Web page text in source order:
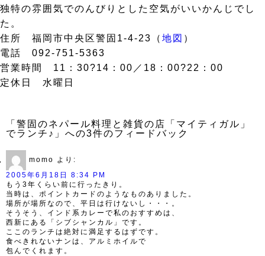
独特の雰囲気でのんびりとした空気がいいかんじでし
た。
住所 福岡市中央区警固1-4-23（ 地図 ）
電話 092-751-5363
営業時間 11：30?14：00／18：00?22：00
定休日 水曜日
「警固のネパール料理と雑貨の店「マイティガル」
でランチ♪」への3件のフィードバック
momo より:
2005年6月18日 8:34 PM
もう3年くらい前に行ったきり。
当時は、ポイントカードのようなものありました。
場所が場所なので、平日は行けないし・・・。
そうそう、インド系カレーで私のおすすめは、
西新にある「シブシャンカル」です。
ここのランチは絶対に満足するはずです。
食べきれないナンは、アルミホイルで
包んでくれます。